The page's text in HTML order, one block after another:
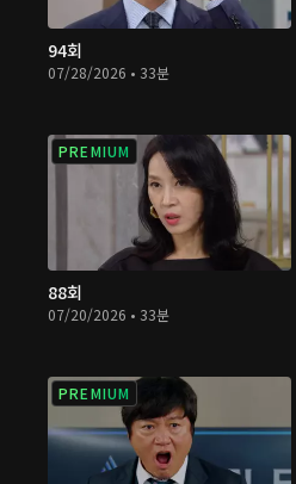
94회
07/28/2026 • 33분
PREMIUM
88회
07/20/2026 • 33분
PREMIUM